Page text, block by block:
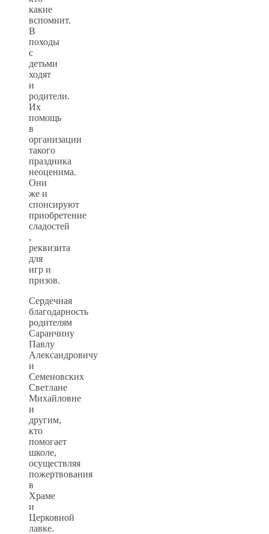
какие
вспомнит.
В
походы
с
детьми
ходят
и
родители.
Их
помощь
в
организации
такого
праздника
неоценима.
Они
же и
спонсируют
приобретение
сладостей
,
реквизита
для
игр и
призов.
Сердечная
благодарность
родителям
Саранчину
Павлу
Александровичу
и
Семеновских
Светлане
Михайловне
и
другим,
кто
помогает
школе,
осуществляя
пожертвования
в
Храме
и
Церковной
лавке.